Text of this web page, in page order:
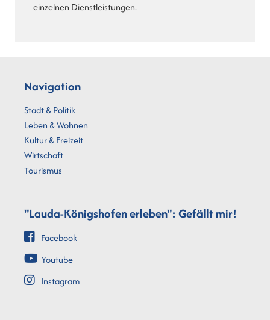
einzelnen Dienstleistungen.
Navigation
Stadt & Politik
Leben & Wohnen
Kultur & Freizeit
Wirtschaft
Tourismus
"Lauda-Königshofen erleben": Gefällt mir!
Facebook
Youtube
Instagram